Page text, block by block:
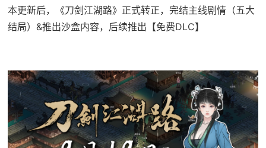
本更新后，《刀剑江湖路》正式转正，完结主线剧情（五大
结局）&推出沙盒内容，后续推出【免费DLC】